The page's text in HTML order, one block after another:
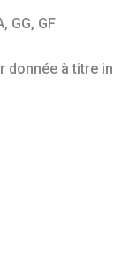
GG, GF
donnée à titre